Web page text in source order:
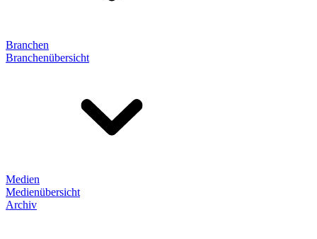
Branchen
Branchenübersicht
Medien
Medienübersicht
Archiv